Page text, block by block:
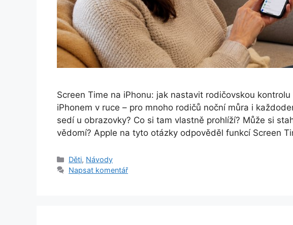
Screen Time na iPhonu: jak nastavit rodičovskou
iPhonem v ruce – pro mnoho rodičů noční můra i
sedí u obrazovky? Co si tam vlastně prohlíží? Může si
vědomí? Apple na tyto otázky odpověděl funkcí Screen
Rubriky
Děti, Návody
Napsat komentář